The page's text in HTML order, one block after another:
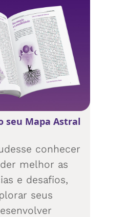
seu Mapa Astral
conhecer
melhor as
e desafios,
seus